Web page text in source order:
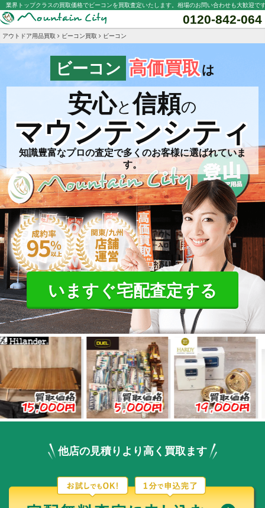
業界トップクラスの買取価格でビーコンを買取査定いたします。相場のお問い合わせも大歓迎で
0120-842-064
アウトドア用品買取 ビーコン買取 ビーコン
ビーコン 高価買取は
安心と信頼の
マウンテンシティ
知識豊富なプロの査定で多くのお客様に選ばれていま
す。
いますぐ宅配査定する
取価格
円
買取価格
5,000円
買取価格
19,000円
他店の見積りより高く買取ます